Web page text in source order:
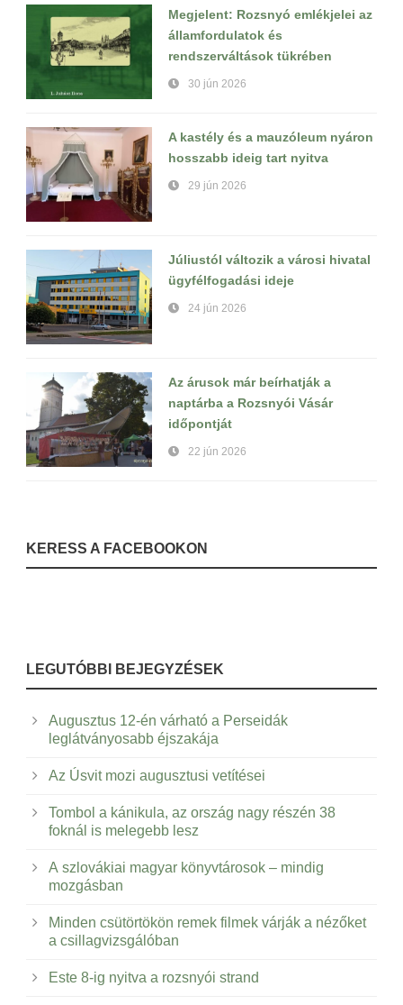
Megjelent: Rozsnyó emlékjelei az
államfordulatok és
rendszerváltások tükrében
30 jún 2026
A kastély és a mauzóleum nyáron
hosszabb ideig tart nyitva
29 jún 2026
Júliustól változik a városi hivatal
ügyfélfogadási ideje
24 jún 2026
Az árusok már beírhatják a
naptárba a Rozsnyói Vásár
időpontját
22 jún 2026
KERESS A FACEBOOKON
LEGUTÓBBI BEJEGYZÉSEK
Augusztus 12-én várható a Perseidák
leglátványosabb éjszakája
Az Úsvit mozi augusztusi vetítései
Tombol a kánikula, az ország nagy részén 38
foknál is melegebb lesz
A szlovákiai magyar könyvtárosok – mindig
mozgásban
Minden csütörtökön remek filmek várják a nézőket
a csillagvizsgálóban
Este 8-ig nyitva a rozsnyói strand